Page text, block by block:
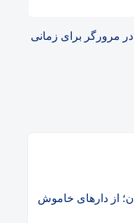
مرورگر برای زمانی
از دارهای خاموش